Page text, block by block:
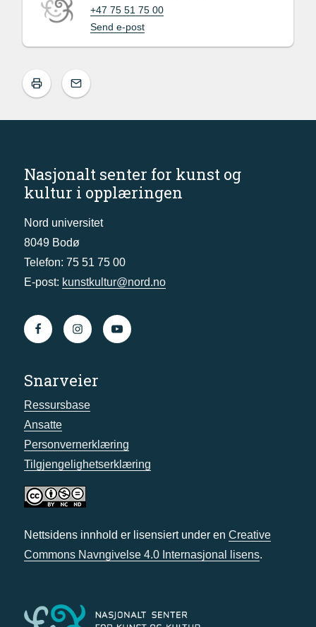
+47 75 51 75 00
Send e-post
Nasjonalt senter for kunst og
kultur i opplæringen
Nord universitet
8049 Bodø
Telefon: 75 51 75 00
E-post: kunstkultur@nord.no
Snarveier
Ressursbase
Ansatte
Personvernerklæring
Tilgjengelighetserklæring
Nettsidens innhold er lisensiert under en Creative
Commons Navngivelse 4.0 Internasjonal lisens.